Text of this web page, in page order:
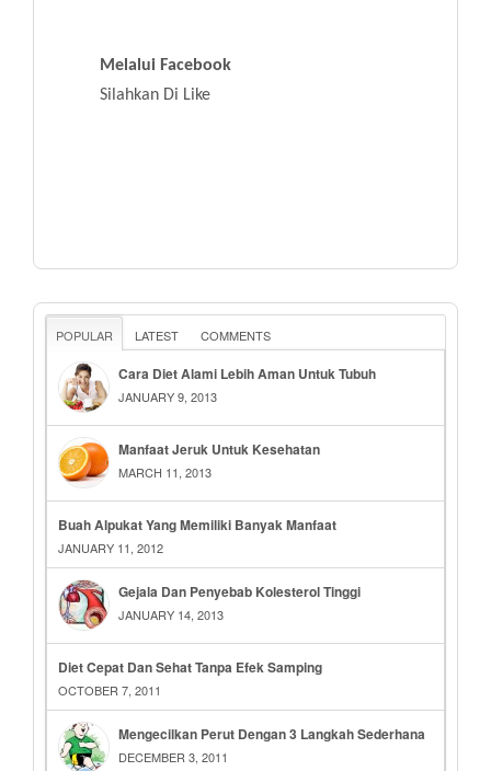
Melalui Facebook
Silahkan Di Like
POPULAR LATEST COMMENTS
Cara Diet Alami Lebih Aman Untuk Tubuh
JANUARY 9, 2013
Manfaat Jeruk Untuk Kesehatan
MARCH 11, 2013
Buah Alpukat Yang Memiliki Banyak Manfaat
JANUARY 11, 2012
Gejala Dan Penyebab Kolesterol Tinggi
JANUARY 14, 2013
Diet Cepat Dan Sehat Tanpa Efek Samping
OCTOBER 7, 2011
Mengecilkan Perut Dengan 3 Langkah Sederhana
DECEMBER 3, 2011